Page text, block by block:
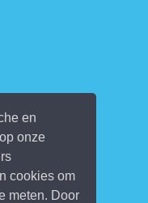
en
onze
cookies om
meten. Door